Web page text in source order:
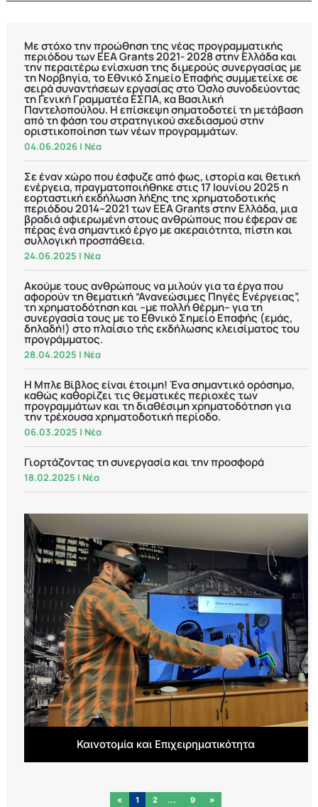
Με στόχο την προώθηση της νέας προγραμματικής
περιόδου των EEA Grants 2021- 2028 στην Ελλάδα και
την περαιτέρω ενίσχυση της διμερούς συνεργασίας με
τη Νορβηγία, το Εθνικό Σημείο Επαφής συμμετείχε σε
σειρά συναντήσεων εργασίας στο Όσλο συνοδεύοντας
τη Γενική Γραμματέα ΕΣΠΑ, κα Βασιλική
Παντελοπούλου. Η επίσκεψη σηματοδοτεί τη μετάβαση
από τη φάση του στρατηγικού σχεδιασμού στην
οριστικοποίηση των νέων προγραμμάτων.
04.06.2026| Νέα
Σε έναν χώρο που έσφυζε από φως, ιστορία και θετική
ενέργεια, πραγματοποιήθηκε στις 17 Ιουνίου 2025 η
εορταστική εκδήλωση λήξης της χρηματοδοτικής
περιόδου 2014–2021 των EEA Grants στην Ελλάδα, μια
βραδιά αφιερωμένη στους ανθρώπους που έφεραν σε
πέρας ένα σημαντικό έργο με ακεραιότητα, πίστη και
συλλογική προσπάθεια.
24.06.2025 | Νέα
Ακούμε τους ανθρώπους να μιλούν για τα έργα που
αφορούν τη θεματική “Ανανεώσιμες Πηγές Ενέργειας”,
τη χρηματοδότηση και –με πολλή θέρμη– για τη
συνεργασία τους με το Εθνικό Σημείο Επαφής (εμάς,
δηλαδή!) στο πλαίσιο τής εκδήλωσης κλεισίματος του
προγράμματος.
28.04.2025 | Νέα
Η Μπλε Βίβλος είναι έτοιμη! Ένα σημαντικό ορόσημο,
καθώς καθορίζει τις θεματικές περιοχές των
προγραμμάτων και τη διαθέσιμη χρηματοδότηση για
την τρέχουσα χρηματοδοτική περίοδο.
06.03.2025 | Νέα
Γιορτάζοντας τη συνεργασία και την προσφορά
18.02.2025 | Νέα
Καινοτομία και Επιχειρηματικότητα
« 1 2 9 »